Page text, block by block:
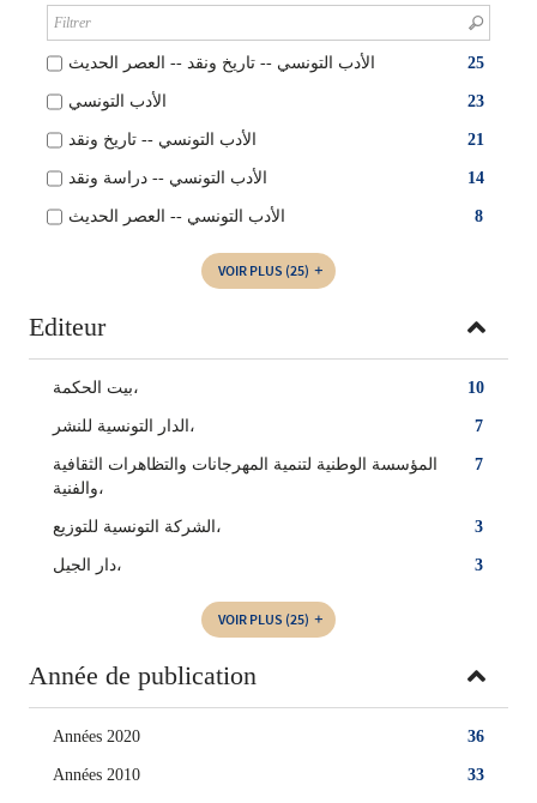
25 الأدب التونسي -- تاريخ ونقد -- العصر الحديث
23 الأدب التونسي
21 الأدب التونسي -- تاريخ ونقد
14 الأدب التونسي -- دراسة ونقد
8 الأدب التونسي -- العصر الحديث
VOIR PLUS (25)
Editeur
10 بيت الحكمة،
7 الدار التونسية للنشر،
7
المؤسسة الوطنية لتنمية المهرجانات والتظاهرات الثقافية
والفنية،
3 الشركة التونسية للتوزيع،
3 دار الجيل،
VOIR PLUS (25)
Année de publication
36
Années 2020
33
Années 2010